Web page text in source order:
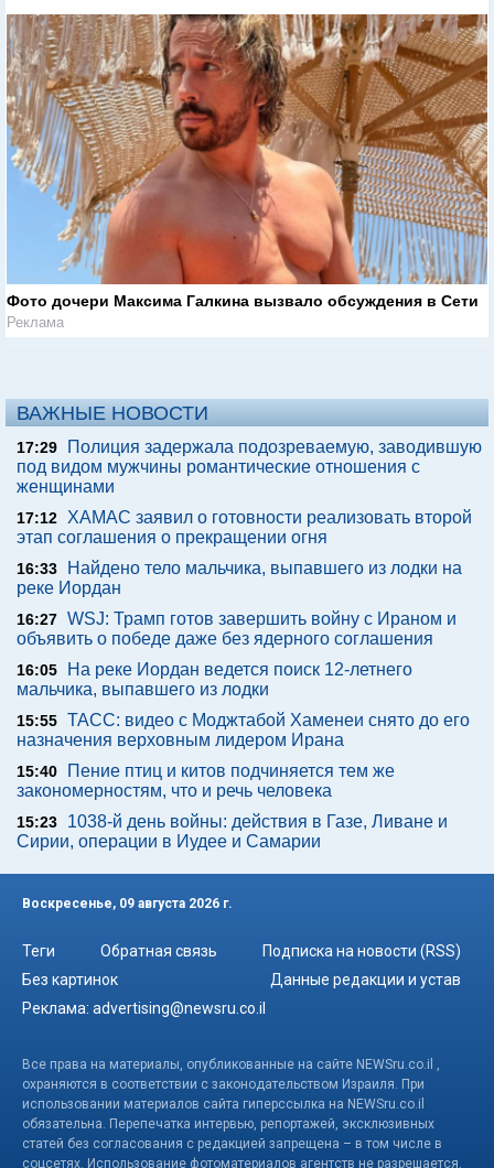
Фото дочери Максима Галкина вызвало обсуждения в Сети
Реклама
ВАЖНЫЕ НОВОСТИ
17:29
Полиция задержала подозреваемую, заводившую
под видом мужчины романтические отношения с
женщинами
17:12 ХАМАС заявил о готовности реализовать второй
этап соглашения о прекращении огня
16:33
Найдено тело мальчика, выпавшего из лодки на
реке Иордан
16:27 WSJ: Трамп готов завершить войну с Ираном и
объявить о победе даже без ядерного соглашения
16:05
На реке Иордан ведется поиск 12-летнего
мальчика, выпавшего из лодки
15:55 ТАСС: видео с Моджтабой Хаменеи снято до его
назначения верховным лидером Ирана
15:40
Пение птиц и китов подчиняется тем же
закономерностям, что и речь человека
15:23
1038-й день войны: действия в Газе, Ливане и
Сирии, операции в Иудее и Самарии
Воскресенье, 09 августа 2026 г.
Теги Обратная связь
Подписка на новости (RSS)
Без картинок
Данные редакции и устав
Реклама: advertising@newsru.co.il
Все права на материалы, опубликованные на сайте NEWSru.co.il ,
охраняются в соответствии с законодательством Израиля. При
использовании материалов сайта гиперссылка на NEWSru.co.il
обязательна. Перепечатка интервью, репортажей, эксклюзивных
статей без согласования с редакцией запрещена – в том числе в
соцсетях. Использование фотоматериалов агентств не разрешается.